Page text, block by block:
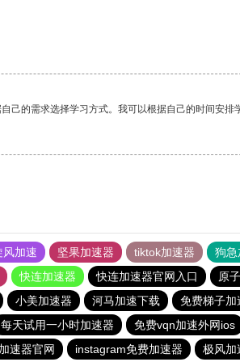
己的需求选择学习方式。我可以根据自己的时间安排
风加速 坚果加速器 tiktok加速器 狗急
快连加速器 快连加速器官网入口 原
小美加速器 河马加速下载 免费梯子加
每天试用一小时加速器 免费vqn加速外网ios
速器官网 instagram免费加速器 极风加